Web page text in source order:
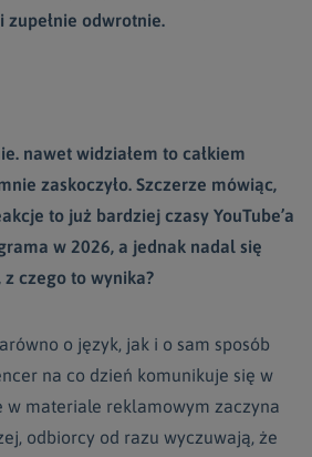
odwrotnie.
nawet widziałem to całkiem
zaskoczyło. Szczerze mówiąc,
to już bardziej czasy YouTube’a
w 2026, a jednak nadal się
z czego to wynika?
o język, jak i o sam sposób
na co dzień komunikuje się w
w materiale reklamowym zaczyna
odbiorcy od razu wyczuwają, że